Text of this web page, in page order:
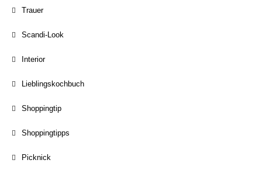
Trauer
Scandi-Look
Interior
Lieblingskochbuch
Shoppingtip
Shoppingtipps
Picknick